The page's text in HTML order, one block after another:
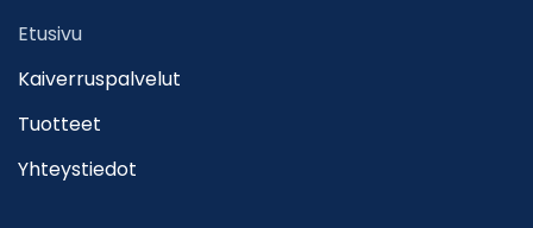
Etusivu
Kaiverruspalvelut
Tuotteet
Yhteystiedot